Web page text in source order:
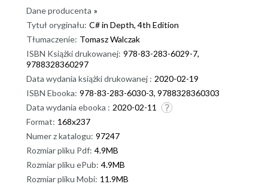
Dane producenta »
Tytuł oryginału: C# in Depth, 4th Edition
Tłumaczenie: Tomasz Walczak
ISBN Książki drukowanej: 978-83-283-6029-7,
9788328360297
Data wydania książki drukowanej : 2020-02-19
ISBN Ebooka: 978-83-283-6030-3, 9788328360303
Data wydania ebooka : 2020-02-11
Format: 168x237
Numer z katalogu: 97247
Rozmiar pliku Pdf: 4.9MB
Rozmiar pliku ePub: 4.9MB
Rozmiar pliku Mobi: 11.9MB